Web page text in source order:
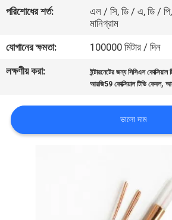
করুন
কেস
পরিশোধের শর্ত:
এল / সি, ডি / এ, ডি / পি,
মানিগ্রাম
যোগানের ক্ষমতা:
100000 মিটার / দিন
লক্ষণীয় করা:
ইন্টারনেটের জন্য সিসিএস কোক্সিয়াল
আরজি59 কোক্সিয়াল টিভি কেবল,
ভালো দাম